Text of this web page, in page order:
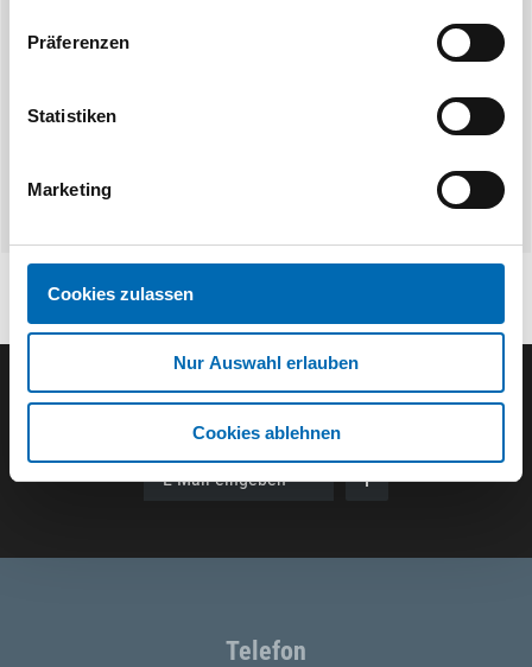
Präferenzen
Statistiken
Marketing
Cookies zulassen
Nur Auswahl erlauben
Cookies ablehnen
Der ODÖRFER Newsletter
E-Mail eingeben
Telefon